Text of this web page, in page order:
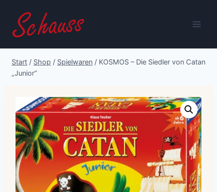
Inhalt
springen
Start / Shop / Spielwaren / KOSMOS – Die Siedler von Catan
„Junior“